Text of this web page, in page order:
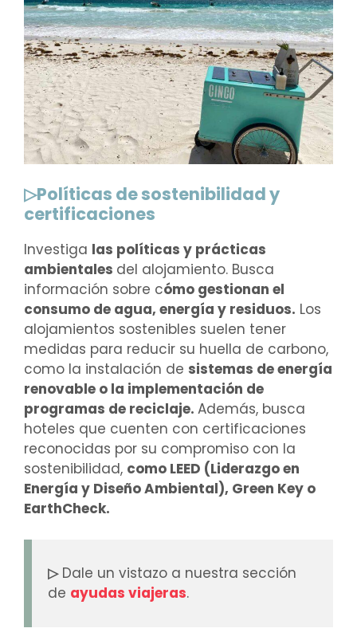
▷Políticas de sostenibilidad y
certificaciones
Investiga las políticas y prácticas
ambientales del alojamiento. Busca
información sobre cómo gestionan el
consumo de agua, energía y residuos. Los
alojamientos sostenibles suelen tener
medidas para reducir su huella de carbono,
como la instalación de sistemas de energía
renovable o la implementación de
programas de reciclaje. Además, busca
hoteles que cuenten con certificaciones
reconocidas por su compromiso con la
sostenibilidad, como LEED (Liderazgo en
Energía y Diseño Ambiental), Green Key o
EarthCheck.
▷Dale un vistazo a nuestra sección
de ayudas viajeras.